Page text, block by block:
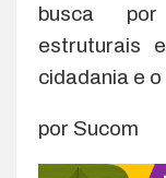
busca por
estruturais
cidadania e
por Sucom